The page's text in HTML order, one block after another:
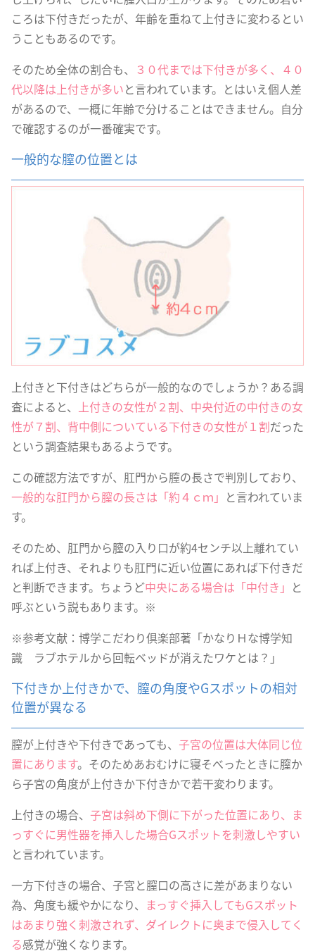
ころは下付きだったが、年齢を重ねて上付きに変わるとい
うこともあるのです。
そのため全体の割合も、
３０代までは下付きが多く、４０
代以降は上付きが多いと言われています。とはいえ個人差
があるので、一概に年齢で分けることはできません。自分
で確認するのが一番確実です。
一般的な膣の位置とは
上付きと下付きはどちらが一般的なのでしょうか？ある調
査によると、
上付きの女性が２割、中央付近の中付きの女
性が７割、背中側についている下付きの女性が１割だった
という調査結果もあるようです。
この確認方法ですが、肛門から膣の長さで判別しており、
一般的な肛門から膣の長さは「約４ｃｍ」 と言われていま
す。
そのため、肛門から膣の入り口が約4センチ以上離れてい
れば上付き、それよりも肛門に近い位置にあれば下付きだ
と判断できます。ちょうど中央にある場合は「中付き」 と
呼ぶという説もあります。※
※参考文献：博学こだわり倶楽部著「かなりＨな博学知
識 ラブホテルから回転ベッドが消えたワケとは？」
下付きか上付きかで、膣の角度やGスポットの相対
位置が異なる
膣が上付きや下付きであっても、 子宮の位置は大体同じ位
置にあります。そのためあおむけに寝そべったときに膣か
ら子宮の角度が上付きか下付きかで若干変わります。
上付きの場合、 子宮は斜め下側に下がった位置にあり、ま
っすぐに男性器を挿入した場合Gスポットを刺激しやすい
と言われています。
一方下付きの場合、子宮と膣口の高さに差があまりない
為、角度も緩やかになり、 まっすぐ挿入してもGスポット
はあまり強く刺激されず、ダイレクトに奥まで侵入してく
る感覚が強くなります。